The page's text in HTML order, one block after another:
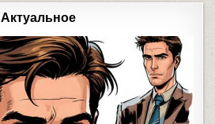
Актуальное